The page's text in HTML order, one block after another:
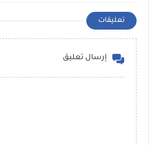
تعليقات
إرسال تعليق